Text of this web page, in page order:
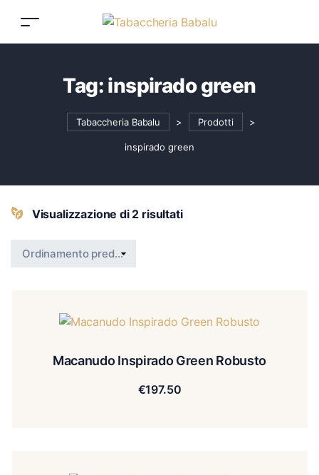
Tag: inspirado green
Tabaccheria Babalu > Prodotti >
inspirado green
Visualizzazione di 2 risultati
Macanudo Inspirado Green Robusto
€197.50